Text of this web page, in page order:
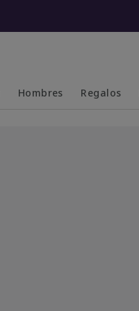
Hombres Regalos